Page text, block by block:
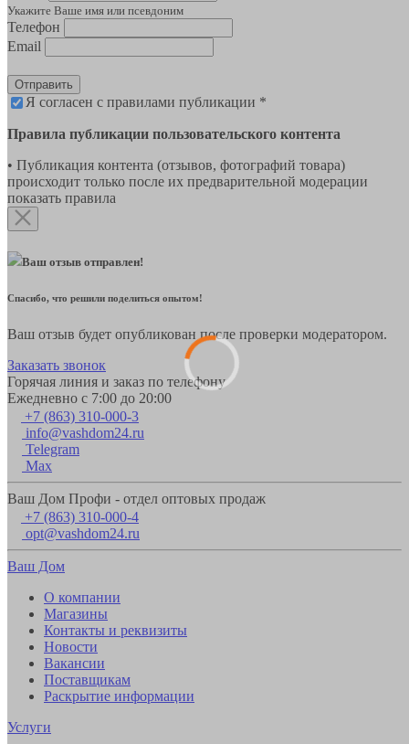
Укажите Ваше имя или псевдоним
Телефон
Email
Отправить
Я согласен с правилами публикации *
Правила публикации пользовательского контента
• Публикация контента (отзывов, фотографий товара)
происходит только после их предварительной модерации
показать правила
Ваш отзыв отправлен!
Спасибо, что решили поделиться опытом!
Ваш отзыв будет опубликован после проверки модератором.
Заказать звонок
Горячая линия и заказ по телефону
Ежедневно с 7:00 до 20:00
+7 (863) 310-000-3
info@vashdom24.ru
Telegram
Max
Ваш Дом Профи - отдел оптовых продаж
+7 (863) 310-000-4
opt@vashdom24.ru
Ваш Дом
О компании
Магазины
Контакты и реквизиты
Новости
Вакансии
Поставщикам
Раскрытие информации
Услуги